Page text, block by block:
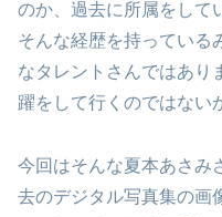
のか、過去に所属をして
そんな経歴を持っている
なタレントさんではあり
躍をして行くのではない
今回はそんな夏本あさみ
去のデジタル写真集の画